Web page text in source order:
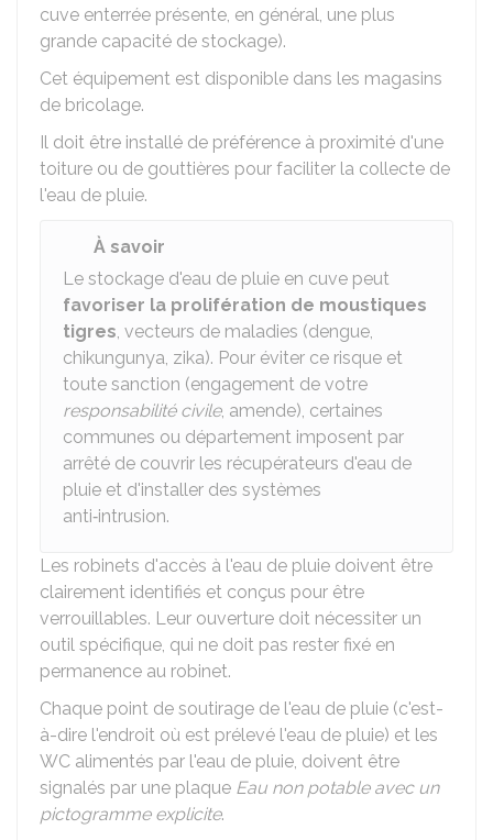
cuve enterrée présente, en général, une plus
grande capacité de stockage).
Cet équipement est disponible dans les magasins
de bricolage.
Il doit être installé de préférence à proximité d'une
toiture ou de gouttières pour faciliter la collecte de
l'eau de pluie.
À savoir
Le stockage d'eau de pluie en cuve peut
favoriser la prolifération de moustiques
tigres, vecteurs de maladies (dengue,
chikungunya, zika). Pour éviter ce risque et
toute sanction (engagement de votre
responsabilité civile, amende), certaines
communes ou département imposent par
arrêté de couvrir les récupérateurs d'eau de
pluie et d'installer des systèmes
anti‑intrusion.
Les robinets d'accès à l'eau de pluie doivent être
clairement identifiés et conçus pour être
verrouillables. Leur ouverture doit nécessiter un
outil spécifique, qui ne doit pas rester fixé en
permanence au robinet.
Chaque point de soutirage de l'eau de pluie (c'est-
à-dire l'endroit où est prélevé l'eau de pluie) et les
WC alimentés par l'eau de pluie, doivent être
signalés par une plaque Eau non potable avec un
pictogramme explicite.